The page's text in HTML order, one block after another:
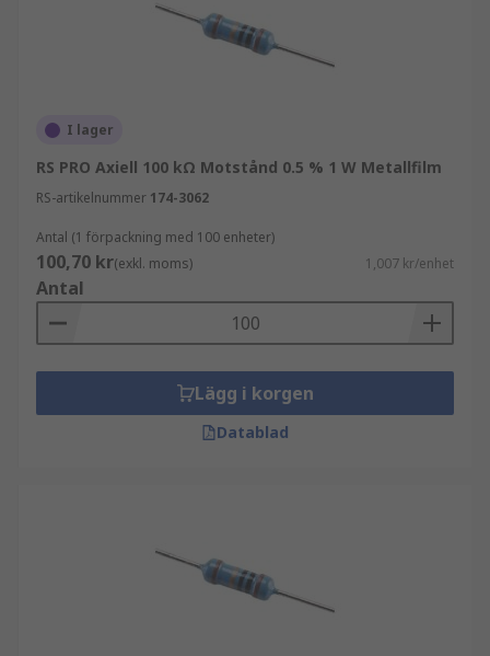
I lager
RS PRO Axiell 100 kΩ Motstånd 0.5 % 1 W Metallfilm
RS-artikelnummer 174-3062
Antal (1 förpackning med 100 enheter)
100,70 kr(exkl. moms) 1,007 kr/enhet
Antal
Lägg i korgen
Datablad